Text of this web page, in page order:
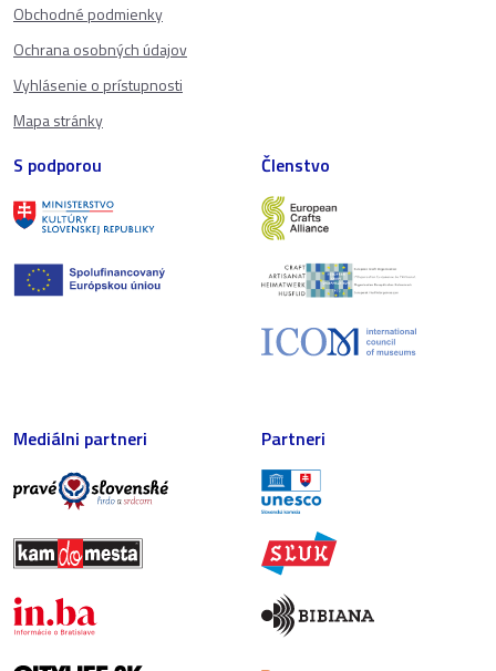
Obchodné podmienky
Ochrana osobných údajov
Vyhlásenie o prístupnosti
Mapa stránky
S podporou Členstvo
Mediálni partneri Partneri